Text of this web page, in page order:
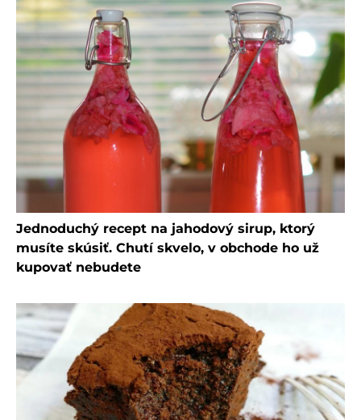
Jednoduchý recept na jahodový sirup, ktorý
musíte skúsiť. Chutí skvelo, v obchode ho už
kupovať nebudete